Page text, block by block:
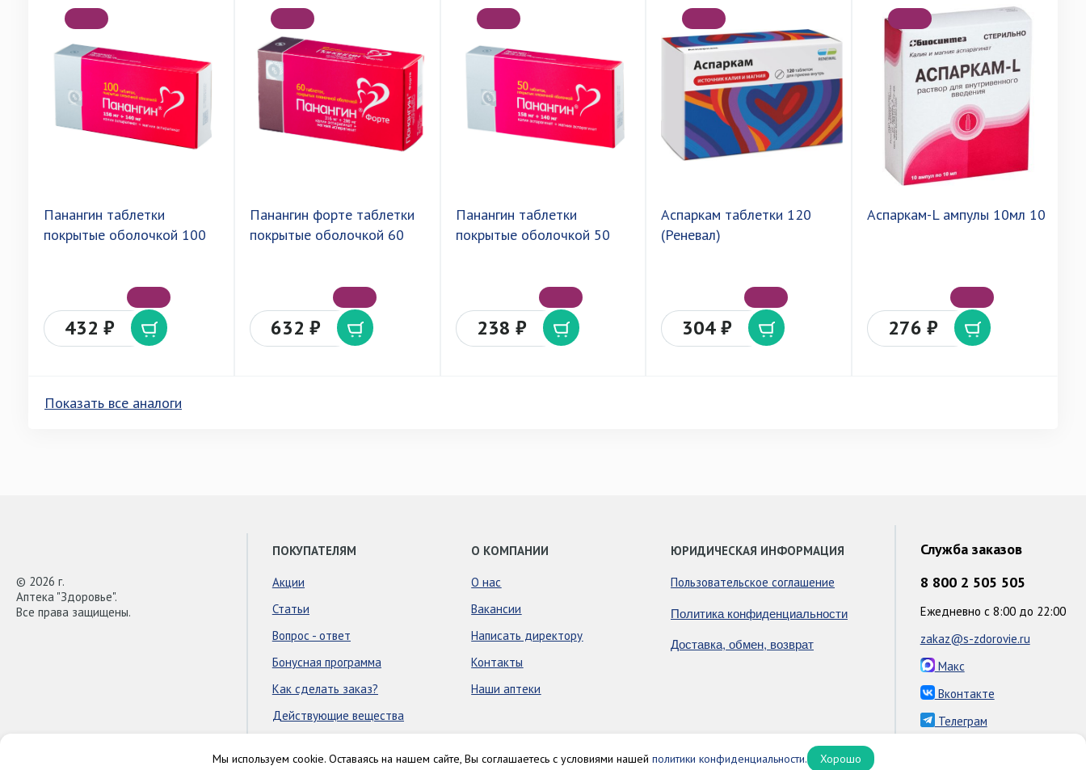
Панангин таблетки
покрытые оболочкой 100
432 ₽
Панангин форте таблетки
покрытые оболочкой 60
632 ₽
Панангин таблетки
покрытые оболочкой 50
238 ₽
Аспаркам таблетки 120
(Реневал)
304 ₽
Аспаркам-L ампулы 10мл 10
276 ₽
Показать все аналоги
© 2026 г.
Аптека "Здоровье".
Все права защищены.
ПОКУПАТЕЛЯМ
Акции
Статьи
Вопрос - ответ
Бонусная программа
Как сделать заказ?
Действующие вещества
О КОМПАНИИ
О нас
Вакансии
Написать директору
Контакты
Наши аптеки
ЮРИДИЧЕСКАЯ ИНФОРМАЦИЯ
Пользовательское соглашение
Политика конфиденциальности
Доставка, обмен, возврат
Служба заказов
8 800 2 505 505
Ежедневно с 8:00 до 22:00
zakaz@s-zdorovie.ru
Макс
Вконтакте
Телеграм
Мы используем cookie. Оставаясь на нашем сайте, Вы соглашаетесь с условиями нашей политики конфиденциальности. Хорошо